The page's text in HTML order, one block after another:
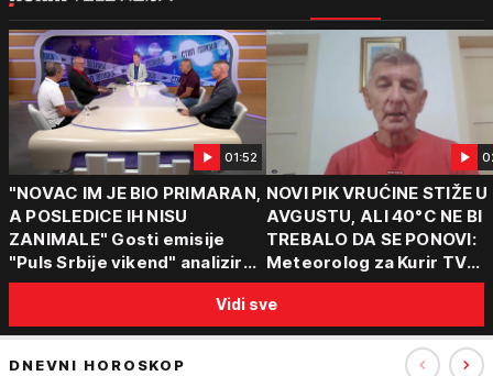
01:52
"NOVAC IM JE BIO PRIMARAN,
A POSLEDICE IH NISU
ZANIMALE" Gosti emisije
"Puls Srbije vikend" analizirali
slučajeve koji su potresli
Srbiju: Zločin se ne isplati
NOVI PIK VRUĆINE STIŽE U
AVGUSTU, ALI 40°C NE BI
TREBALO DA SE PONOVI:
Meteorolog za Kurir TV
objasnio šta nas čeka:
za ozbiljne padavine su
Vidi sve
DNEVNI HOROSKOP